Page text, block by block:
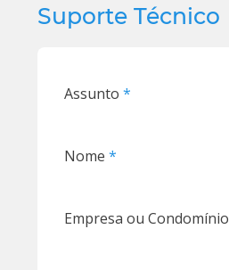
Suporte Técnico
Assunto
Nome
Empresa ou Condomínio